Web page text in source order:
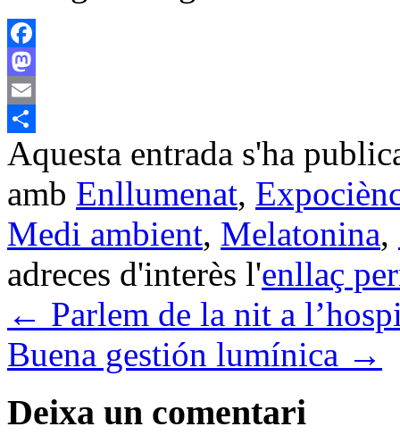
Facebook
Mastodon
Email
Comparteix
Aquesta entrada s'ha
amb Enllumenat,
Medi ambient, Melatonina,
adreces d'interès l'enllaç
← Parlem de la nit a
Buena gestión lumínica →
Deixa un comentari